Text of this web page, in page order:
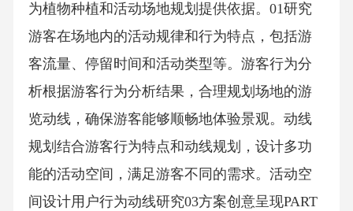
为植物种植和活动场地规划提供依据。01研究
游客在场地内的活动规律和行为特点，包括游
客流量、停留时间和活动类型等。游客行为分
析根据游客行为分析结果，合理规划场地的游
览动线，确保游客能够顺畅地体验景观。动线
规划结合游客行为特点和动线规划，设计多功
能的活动空间，满足游客不同的需求。活动空
间设计用户行为动线研究03方案创意呈现PART